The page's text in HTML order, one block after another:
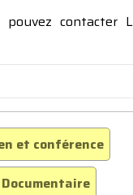
contacter
et conférence
Documentaire